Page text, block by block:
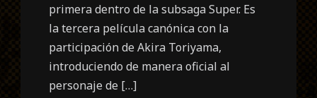
primera dentro de la subsaga Super. Es
la tercera película canónica con la
participación de Akira Toriyama,
introduciendo de manera oficial al
personaje de […]